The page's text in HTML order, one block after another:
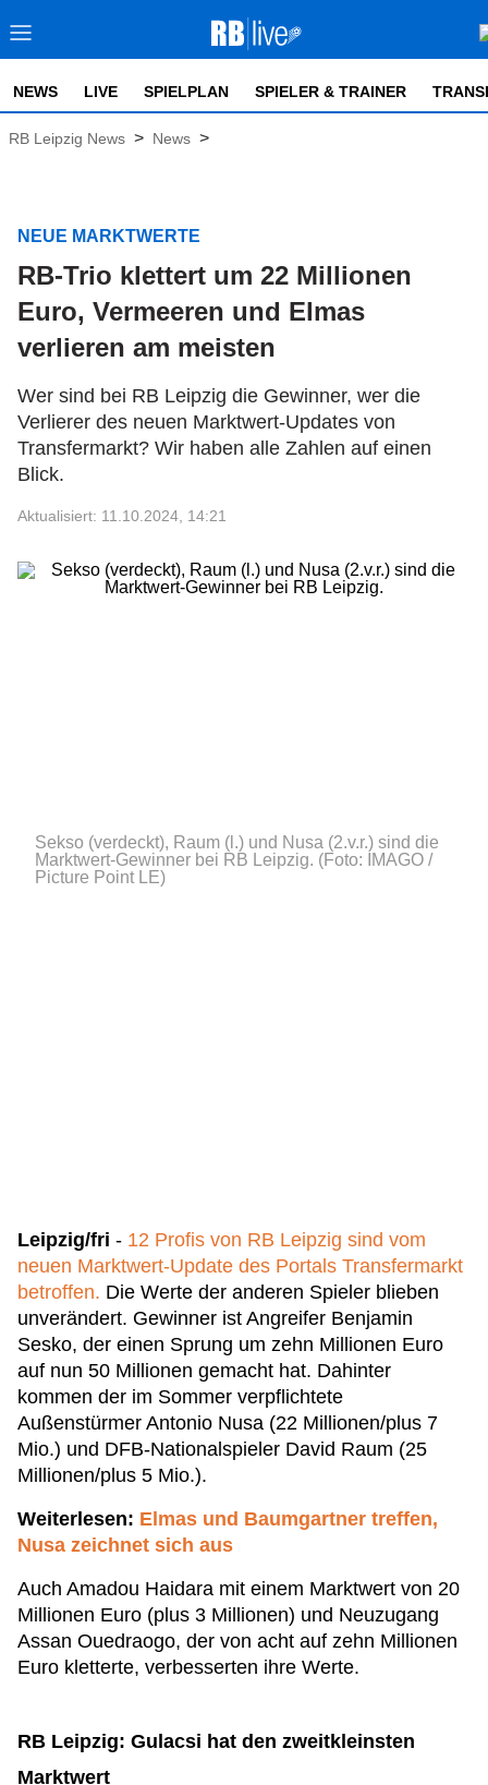
NEWS LIVE SPIELPLAN SPIELER & TRAINER
RB Leipzig News > News >
NEUE MARKTWERTE
RB-Trio klettert um 22 Millionen
Euro, Vermeeren und Elmas
verlieren am meisten
Wer sind bei RB Leipzig die Gewinner, wer die
Verlierer des neuen Marktwert-Updates von
Transfermarkt? Wir haben alle Zahlen auf einen
Blick.
Aktualisiert: 11.10.2024, 14:21
Sekso (verdeckt), Raum (l.) und Nusa (2.v.r.) sind die
Marktwert-Gewinner bei RB Leipzig. (Foto: IMAGO /
Picture Point LE)
Leipzig/fri - 12 Profis von RB Leipzig sind vom
neuen Marktwert-Update des Portals Transfermarkt
betroffen. Die Werte der anderen Spieler blieben
unverändert. Gewinner ist Angreifer Benjamin
Sesko, der einen Sprung um zehn Millionen Euro
auf nun 50 Millionen gemacht hat. Dahinter
kommen der im Sommer verpflichtete
Außenstürmer Antonio Nusa (22 Millionen/plus 7
Mio.) und DFB-Nationalspieler David Raum (25
Millionen/plus 5 Mio.).
Weiterlesen: Elmas und Baumgartner treffen,
Nusa zeichnet sich aus
Auch Amadou Haidara mit einem Marktwert von 20
Millionen Euro (plus 3 Millionen) und Neuzugang
Assan Ouedraogo, der von acht auf zehn Millionen
Euro kletterte, verbesserten ihre Werte.
RB Leipzig: Gulacsi hat den zweitkleinsten
Marktwert